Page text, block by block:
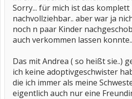
Sorry... für mich ist das
nachvollziehbar.. aber war ja
noch n paar Kinder
auch verkommen lassen konnte..
Das mit Andrea ( so heißt sie..)
ich keine adoptivgeschwister
die ich immer als meine
eigentlich auch nur eine